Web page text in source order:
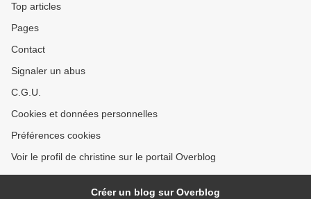
Top articles
Pages
Contact
Signaler un abus
C.G.U.
Cookies et données personnelles
Préférences cookies
Voir le profil de christine sur le portail Overblog
Créer un blog sur Overblog